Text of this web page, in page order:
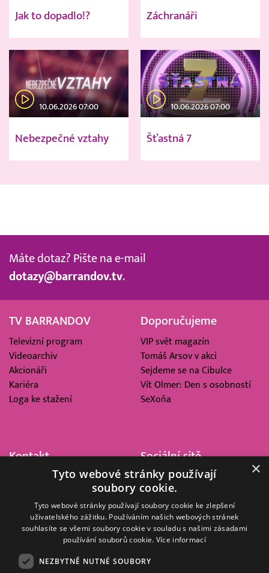
Jak to dopadlo!? Záchranáři
10.06.2026 07:00
Nebezpečné vztahy
10.06.2026 07:00
Šťastná 7
Máte dotaz? Pište na e-mail
dotazy@barrandov.tv.
TV BARRANDOV
Televizní program
Videoarchiv
Akcionáři
Kariéra
Loga ke stažení
Doporučujeme
VIP svět magazín
Tomáš Arsov v akci
Sejdeme se na Cibulce
Vít Olmer: Den s osobností
SeXoňa
Kontakt
Barrandov Televizní Studio,
Kříženeckého nám. 322
152 00 Praha 5
IČ 416 93 311
Sociální sítě
×
Tyto webové stránky používají
soubory cookie.
Tyto webové stránky používají soubory cookie ke zlepšení
uživatelského zážitku. Používáním našich webových stránek
souhlasíte se všemi soubory cookie v souladu s našimi zásadami
používání souborů cookie. Více informací
NEZBYTNĚ NUTNÉ SOUBORY